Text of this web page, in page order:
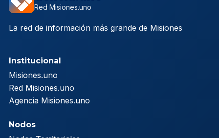
Red Misiones.uno
La red de información más grande de Misiones
Institucional
Misiones.uno
Red Misiones.uno
Agencia Misiones.uno
Nodos